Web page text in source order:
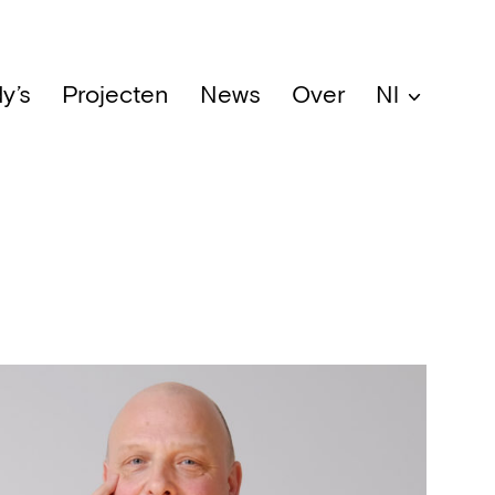
Projecten News Over Nl